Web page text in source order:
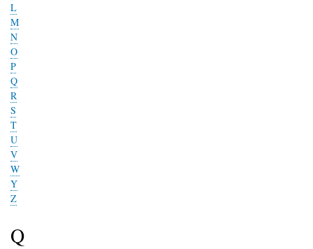
L
M
N
O
P
Q
R
S
T
U
V
W
Y
Z
Q